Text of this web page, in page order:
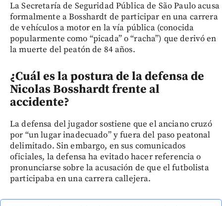
La Secretaría de Seguridad Pública de São Paulo acusa
formalmente a Bosshardt de participar en una carrera
de vehículos a motor en la vía pública (conocida
popularmente como “picada” o “racha”) que derivó en
la muerte del peatón de 84 años.
¿Cuál es la postura de la defensa de
Nicolas Bosshardt frente al
accidente?
La defensa del jugador sostiene que el anciano cruzó
por “un lugar inadecuado” y fuera del paso peatonal
delimitado. Sin embargo, en sus comunicados
oficiales, la defensa ha evitado hacer referencia o
pronunciarse sobre la acusación de que el futbolista
participaba en una carrera callejera.